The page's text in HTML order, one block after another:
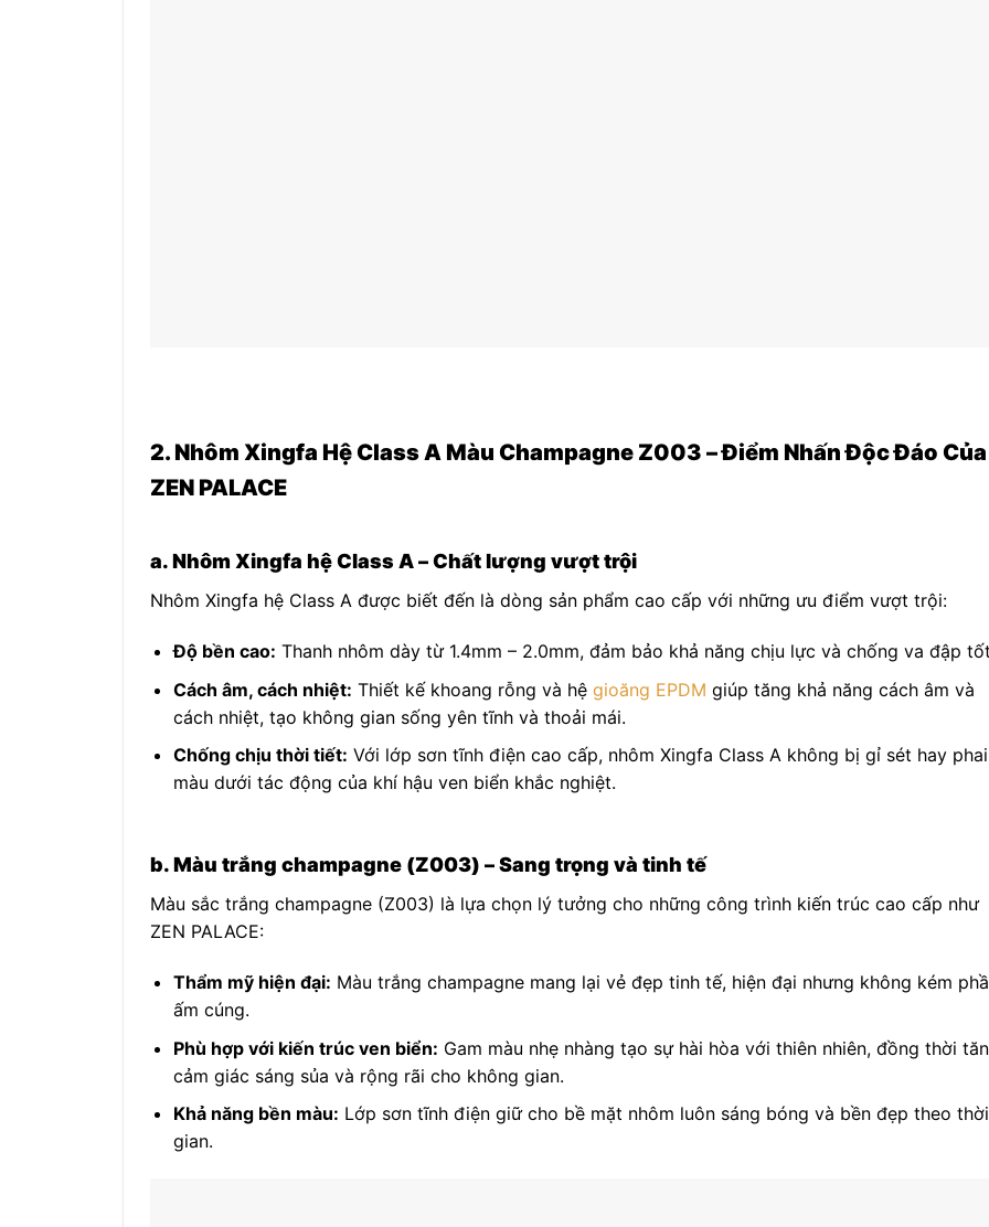
2. Nhôm Xingfa Hệ Class A Màu Champagne Z003 – Điểm Nhấn Độc Đáo Của
ZEN PALACE
a. Nhôm Xingfa hệ Class A – Chất lượng vượt trội
Nhôm Xingfa hệ Class A được biết đến là dòng sản phẩm cao cấp với những ưu điểm vượt trội:
Độ bền cao: Thanh nhôm dày từ 1.4mm – 2.0mm, đảm bảo khả năng chịu lực và chống va đập
Cách âm, cách nhiệt: Thiết kế khoang rỗng và hệ gioăng EPDM giúp tăng khả năng cách âm và
cách nhiệt, tạo không gian sống yên tĩnh và thoải mái.
Chống chịu thời tiết: Với lớp sơn tĩnh điện cao cấp, nhôm Xingfa Class A không bị gỉ sét hay phai
màu dưới tác động của khí hậu ven biển khắc nghiệt.
b. Màu trắng champagne (Z003) – Sang trọng và tinh tế
Màu sắc trắng champagne (Z003) là lựa chọn lý tưởng cho những công trình kiến trúc cao cấp như
ZEN PALACE:
Thẩm mỹ hiện đại: Màu trắng champagne mang lại vẻ đẹp tinh tế, hiện đại nhưng không kém
ấm cúng.
Phù hợp với kiến trúc ven biển: Gam màu nhẹ nhàng tạo sự hài hòa với thiên nhiên, đồng thời
cảm giác sáng sủa và rộng rãi cho không gian.
Khả năng bền màu: Lớp sơn tĩnh điện giữ cho bề mặt nhôm luôn sáng bóng và bền đẹp theo thời
gian.